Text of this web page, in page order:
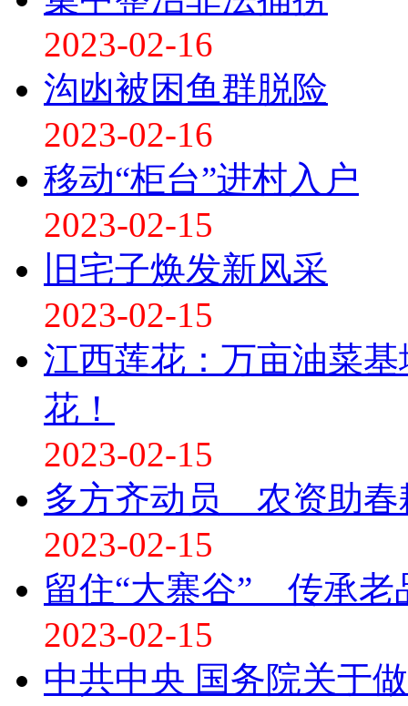
2023-02-16
沟凼被困鱼群脱险
2023-02-16
移动“柜台”进村入户
2023-02-15
旧宅子焕发新风采
2023-02-15
江西莲花：万亩油菜
花！
2023-02-15
多方齐动员 农资助春
2023-02-15
留住“大寨谷” 传承老
2023-02-15
中共中央 国务院关于